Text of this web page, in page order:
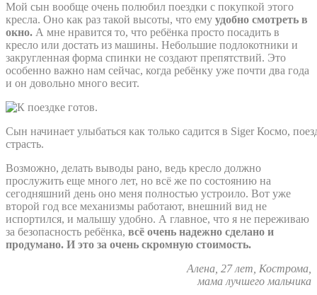
Мой сын вообще очень полюбил поездки с покупкой этого
кресла. Оно как раз такой высоты, что ему удобно смотреть в
окно. А мне нравится то, что ребёнка просто посадить в
кресло или достать из машины. Небольшие подлокотники и
закругленная форма спинки не создают препятствий. Это
особенно важно нам сейчас, когда ребёнку уже почти два года
и он довольно много весит.
Сын начинает улыбаться как только садится в Siger Космо,
страсть.
Возможно, делать выводы рано, ведь кресло должно
прослужить еще много лет, но всё же по состоянию на
сегодняшний день оно меня полностью устроило. Вот уже
второй год все механизмы работают, внешний вид не
испортился, и малышу удобно. А главное, что я не переживаю
за безопасность ребёнка, всё очень надежно сделано и
продумано. И это за очень скромную стоимость.
Алена, 27 лет, Кострома,
мама лучшего мальчика